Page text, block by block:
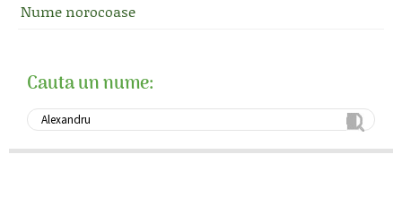
Nume norocoase
Cauta un nume: